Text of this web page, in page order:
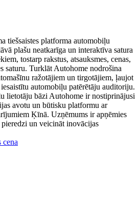
tiešsaistes platforma automobiļu
plašu neatkarīga un interaktīva satura
tostarp rakstus, atsauksmes, cenas,
saturu. Turklāt Autohome nodrošina
ražotājiem un tirgotājiem, ļaujot
automobiļu patērētāju auditoriju.
lietotāju bāzi Autohome ir nostiprinājusi
avotu un būtisku platformu ar
Ķīnā. Uzņēmums ir apņēmies
un veicināt inovācijas
cena